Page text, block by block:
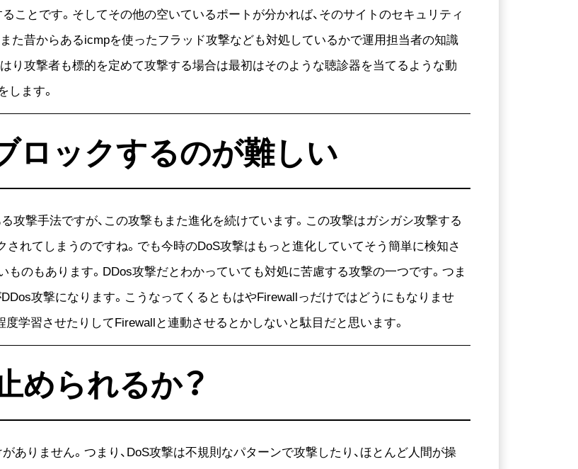
ことです。そしてその他の空いているポートが分かれば、そのサイトのセキュリティ
た昔からあるicmpを使ったフラッド攻撃なども対処しているかで運用担当者の知識
り攻撃者も標的を定めて攻撃する場合は最初はそのような聴診器を当てるような動
ます。
ロックするのが難しい
攻撃手法ですが、この攻撃もまた進化を続けています。この攻撃はガシガシ攻撃する
れてしまうのですね。でも今時のDoS攻撃はもっと進化していてそう簡単に検知さ
のもあります。DDos攻撃だとわかっていても対処に苦慮する攻撃の一つです。つま
攻撃になります。こうなってくるともはやFirewallっだけではどうにもなりませ
学習させたりしてFirewallと連動させるとかしないと駄目だと思います。
められるか？
ありません。つまり、DoS攻撃は不規則なパターンで攻撃したり、ほとんど人間が操